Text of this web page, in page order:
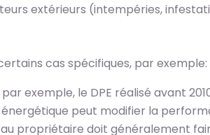
extérieurs (intempéries,
cas spécifiques, par exemple:
exemple, le DPE réalisé avant
peut modifier la
propriétaire doit généralement